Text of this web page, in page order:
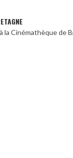
la Cinémathèque de